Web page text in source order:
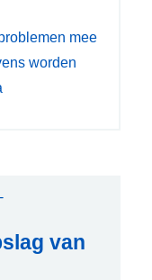
mee
worden
van